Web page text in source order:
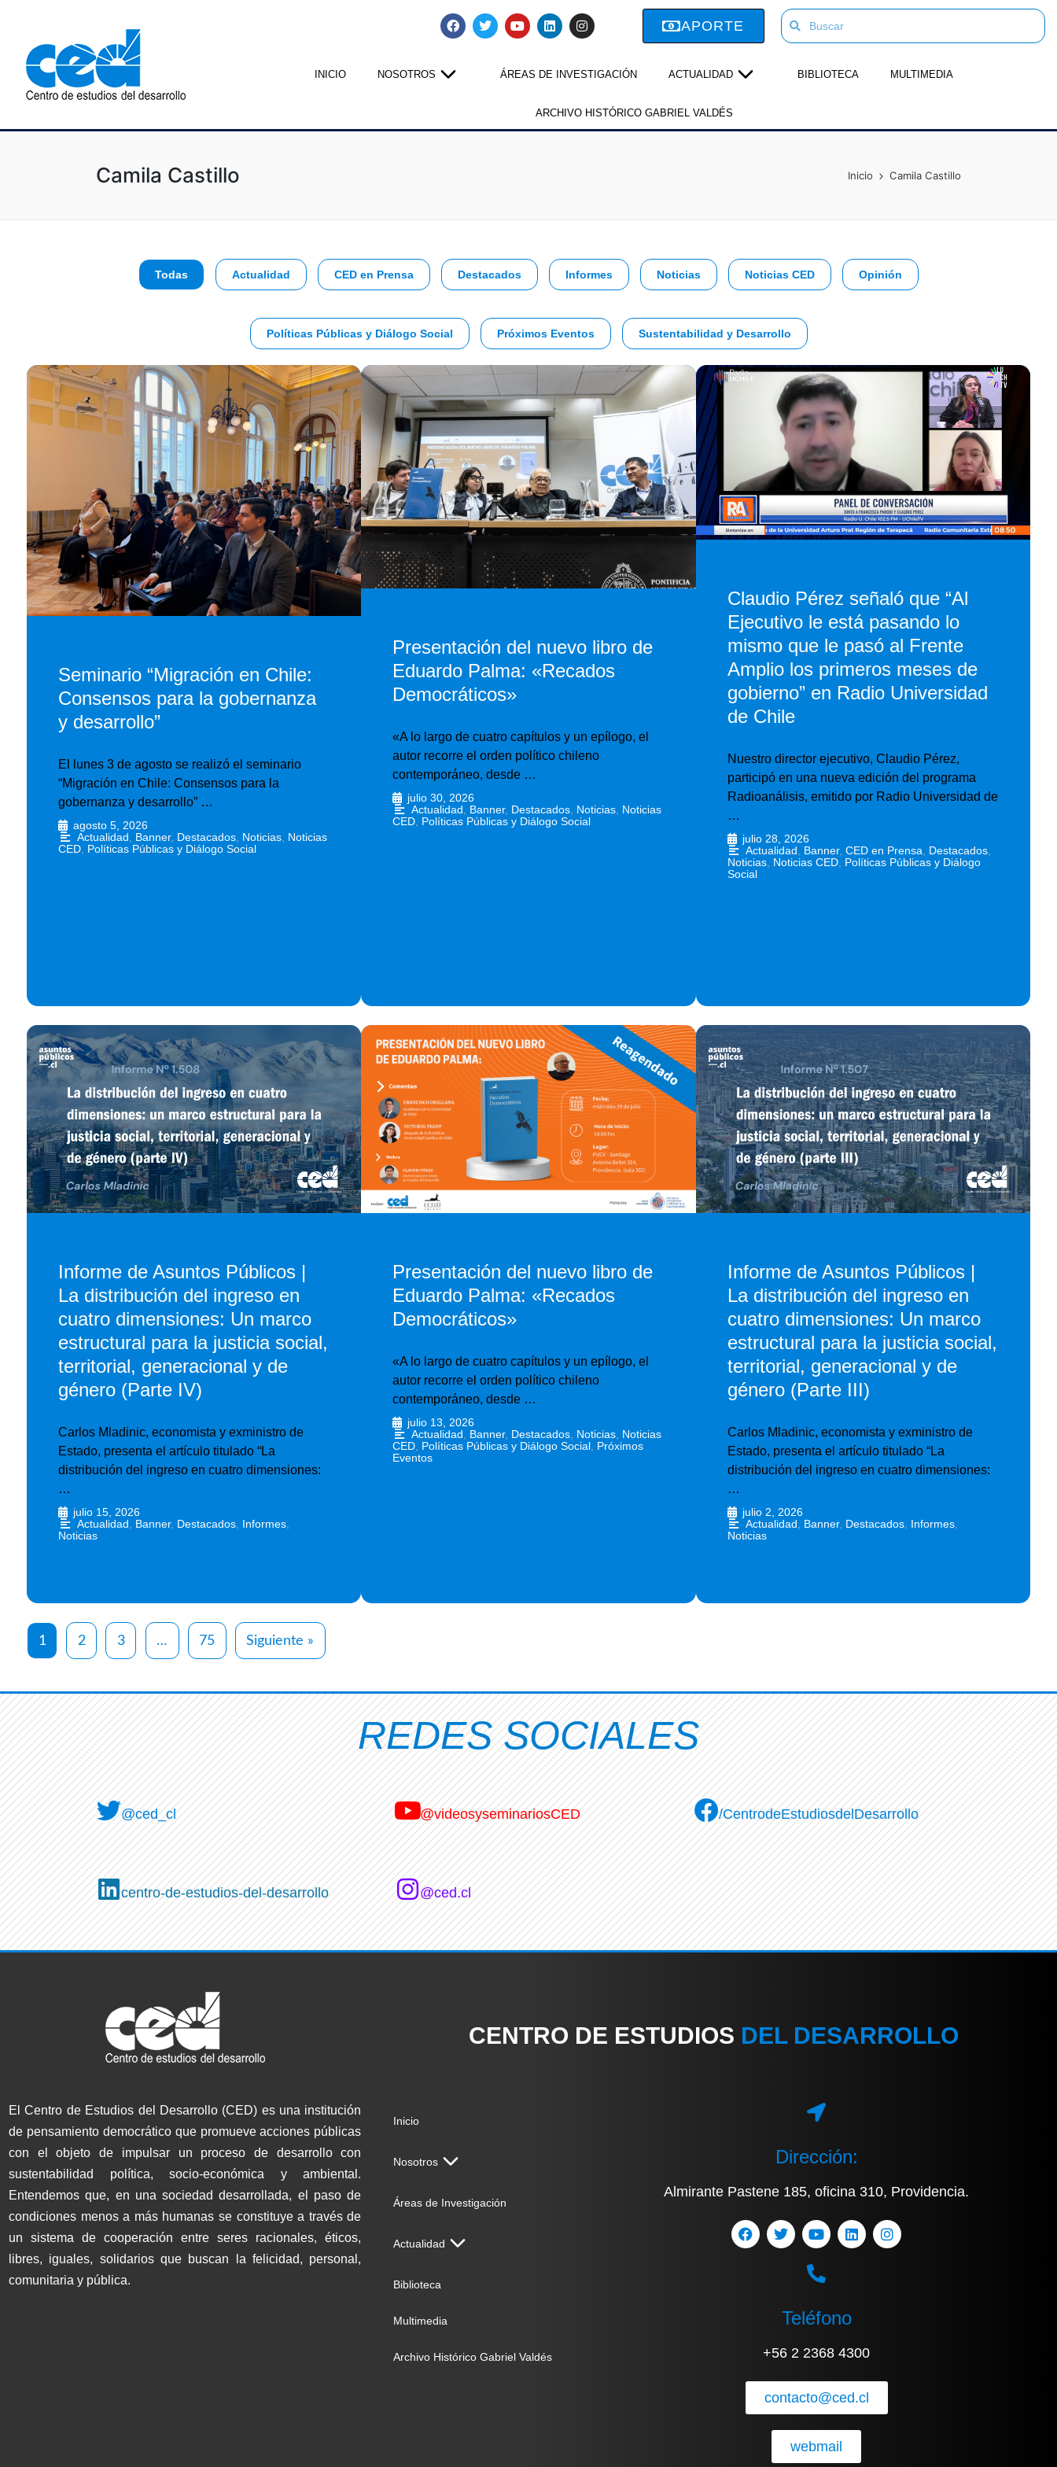
APORTE
INICIO NOSOTROS ÁREAS DE INVESTIGACIÓN ACTUALIDAD BIBLIOTECA MULTIMEDIA
ARCHIVO HISTÓRICO GABRIEL VALDÉS
Camila Castillo Inicio Camila Castillo
Todas Actualidad CED en Prensa Destacados Informes Noticias Noticias CED Opinión
Políticas Públicas y Diálogo Social Próximos Eventos Sustentabilidad y Desarrollo
Seminario “Migración en Chile:
Consensos para la gobernanza
y desarrollo”
El lunes 3 de agosto se realizó el seminario
“Migración en Chile: Consensos para la
gobernanza y desarrollo” …
agosto 5, 2026
Actualidad Banner, Destacados, Noticias, Noticias
CED Políticas Públicas y Diálogo Social
Presentación del nuevo libro de
Eduardo Palma: «Recados
Democráticos»
«A lo largo de cuatro capítulos y un epílogo, el
autor recorre el orden político chileno
contemporáneo, desde …
julio 30, 2026
Actualidad Banner, Destacados, Noticias, Noticias
CED Políticas Públicas y Diálogo Social
Claudio Pérez señaló que “Al
Ejecutivo le está pasando lo
mismo que le pasó al Frente
Amplio los primeros meses de
gobierno” en Radio Universidad
de Chile
Nuestro director ejecutivo, Claudio Pérez,
participó en una nueva edición del programa
Radioanálisis, emitido por Radio Universidad de
…
julio 28, 2026
Actualidad, Banner,CED en Prensa, Destacados,
Noticias, Noticias CED, Políticas Públicas y Diálogo
Social
Informe de Asuntos Públicos |
La distribución del ingreso en
cuatro dimensiones: Un marco
estructural para la justicia social,
territorial, generacional y de
género (Parte IV)
Carlos Mladinic, economista y exministro de
Estado, presenta el artículo titulado “La
distribución del ingreso en cuatro dimensiones:
…
julio 15, 2026
Actualidad Banner, Destacados, Informes,
Noticias
Presentación del nuevo libro de
Eduardo Palma: «Recados
Democráticos»
«A lo largo de cuatro capítulos y un epílogo, el
autor recorre el orden político chileno
contemporáneo, desde …
julio 13, 2026
Actualidad Banner, Destacados, Noticias, Noticias
CED Políticas Públicas y Diálogo Social Próximos
Eventos
Informe de Asuntos Públicos |
La distribución del ingreso en
cuatro dimensiones: Un marco
estructural para la justicia social,
territorial, generacional y de
género (Parte III)
Carlos Mladinic, economista y exministro de
Estado, presenta el artículo titulado “La
distribución del ingreso en cuatro dimensiones:
…
julio 2, 2026
Actualidad Banner, Destacados Informes
Noticias
1 2 3 … 75 Siguiente »
REDES SOCIALES
@ced_cl @videosyseminariosCED /CentrodeEstudiosdelDesarrollo
centro-de-estudios-del-desarrollo @ced.cl
El Centro de Estudios del Desarrollo (CED) es una institución
de pensamiento democrático que promueve acciones públicas
con el objeto de impulsar un proceso de desarrollo con
sustentabilidad política, socio-económica y ambiental.
Entendemos que, en una sociedad desarrollada, el paso de
condiciones menos a más humanas se constituye a través de
un sistema de cooperación entre seres racionales, éticos,
libres, iguales, solidarios que buscan la felicidad, personal,
comunitaria y pública.
CENTRO DE ESTUDIOS DEL DESARROLLO
Inicio
Nosotros
Áreas de Investigación
Actualidad
Biblioteca
Multimedia
Archivo Histórico Gabriel Valdés
Dirección:
Almirante Pastene 185, oficina 310, Providencia.
Teléfono
+56 2 2368 4300
contacto@ced.cl
webmail